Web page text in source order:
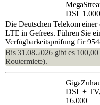
DSL
Die Deutschen Telekom
LTE in Gefrees. Führen Sie
Verfügbarkeitsprüfung für
Bis 31.08.2026 gibt es
Routermiete).
DSL +
16.000